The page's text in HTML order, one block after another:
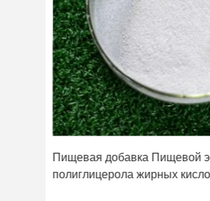
Пищевая добавка Пищевой
полиглицерола жирных